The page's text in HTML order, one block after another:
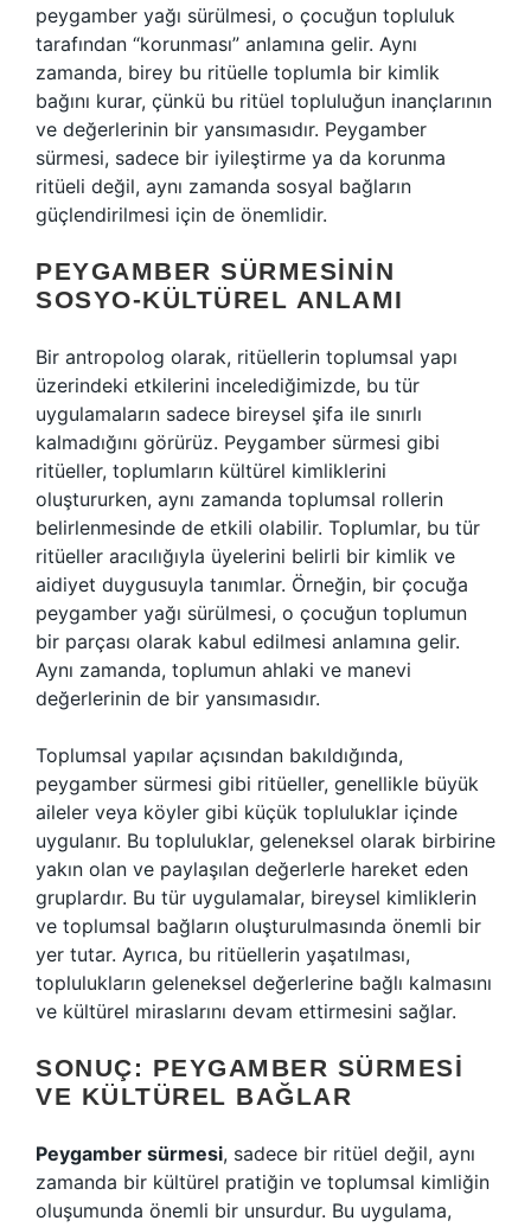
peygamber yağı sürülmesi, o çocuğun topluluk
tarafından “korunması” anlamına gelir. Aynı
zamanda, birey bu ritüelle toplumla bir kimlik
bağını kurar, çünkü bu ritüel topluluğun inançlarının
ve değerlerinin bir yansımasıdır. Peygamber
sürmesi, sadece bir iyileştirme ya da korunma
ritüeli değil, aynı zamanda sosyal bağların
güçlendirilmesi için de önemlidir.
PEYGAMBER SÜRMESININ
SOSYO-KÜLTÜREL ANLAMI
Bir antropolog olarak, ritüellerin toplumsal yapı
üzerindeki etkilerini incelediğimizde, bu tür
uygulamaların sadece bireysel şifa ile sınırlı
kalmadığını görürüz. Peygamber sürmesi gibi
ritüeller, toplumların kültürel kimliklerini
oluştururken, aynı zamanda toplumsal rollerin
belirlenmesinde de etkili olabilir. Toplumlar, bu tür
ritüeller aracılığıyla üyelerini belirli bir kimlik ve
aidiyet duygusuyla tanımlar. Örneğin, bir çocuğa
peygamber yağı sürülmesi, o çocuğun toplumun
bir parçası olarak kabul edilmesi anlamına gelir.
Aynı zamanda, toplumun ahlaki ve manevi
değerlerinin de bir yansımasıdır.
Toplumsal yapılar açısından bakıldığında,
peygamber sürmesi gibi ritüeller, genellikle büyük
aileler veya köyler gibi küçük topluluklar içinde
uygulanır. Bu topluluklar, geleneksel olarak birbirine
yakın olan ve paylaşılan değerlerle hareket eden
gruplardır. Bu tür uygulamalar, bireysel kimliklerin
ve toplumsal bağların oluşturulmasında önemli bir
yer tutar. Ayrıca, bu ritüellerin yaşatılması,
toplulukların geleneksel değerlerine bağlı kalmasını
ve kültürel miraslarını devam ettirmesini sağlar.
SONUÇ: PEYGAMBER SÜRMESI
VE KÜLTÜREL BAĞLAR
Peygamber sürmesi, sadece bir ritüel değil, aynı
zamanda bir kültürel pratiğin ve toplumsal kimliğin
oluşumunda önemli bir unsurdur. Bu uygulama,